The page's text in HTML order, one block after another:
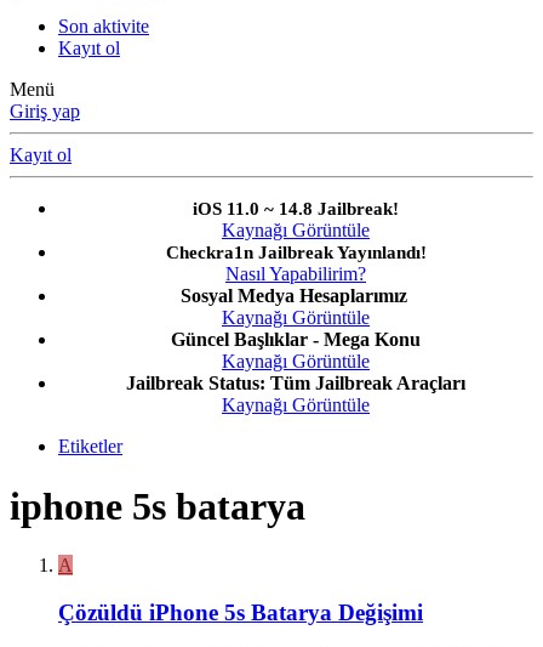
Son aktivite
Kayıt ol
Menü
Giriş yap
Kayıt ol
iOS 11.0 ~ 14.8 Jailbreak!
Kaynağı Görüntüle
Checkra1n Jailbreak Yayınlandı!
Nasıl Yapabilirim?
Sosyal Medya Hesaplarımız
Kaynağı Görüntüle
Güncel Başlıklar - Mega Konu
Kaynağı Görüntüle
Jailbreak Status: Tüm Jailbreak Araçları
Kaynağı Görüntüle
Etiketler
iphone 5s batarya
A
Çözüldü iPhone 5s Batarya Değişimi